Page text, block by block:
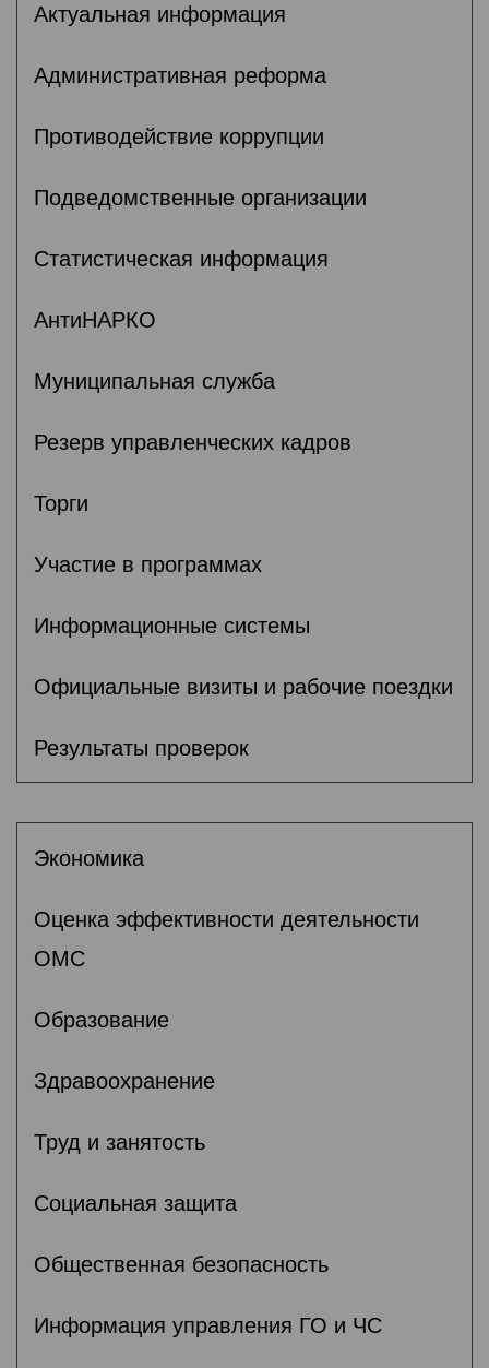
Актуальная информация
Административная реформа
Противодействие коррупции
Подведомственные организации
Статистическая информация
АнтиНАРКО
Муниципальная служба
Резерв управленческих кадров
Торги
Участие в программах
Информационные системы
Официальные визиты и рабочие поездки
Результаты проверок
Экономика
Оценка эффективности деятельности
ОМС
Образование
Здравоохранение
Труд и занятость
Социальная защита
Общественная безопасность
Информация управления ГО и ЧС